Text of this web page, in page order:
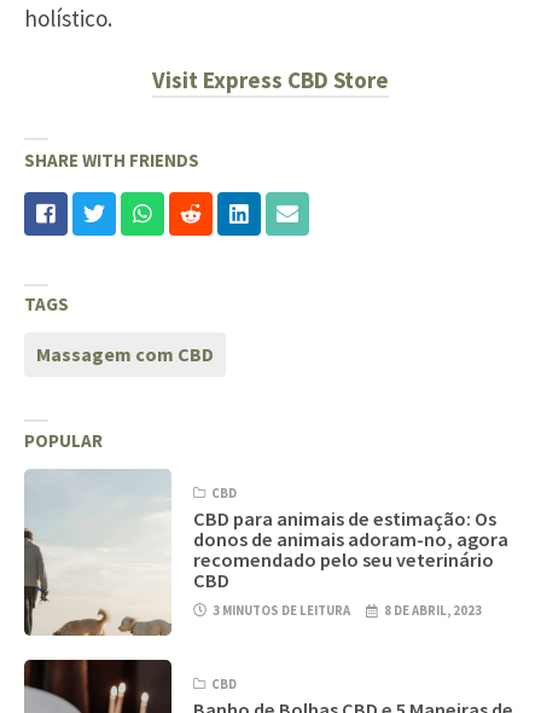
holístico.
Visit Express CBD Store
SHARE WITH FRIENDS
TAGS
Massagem com CBD
POPULAR
CBD
CBD para animais de estimação: Os
donos de animais adoram-no, agora
recomendado pelo seu veterinário
CBD
3 MINUTOS DE LEITURA 8 DE ABRIL, 2023
CBD